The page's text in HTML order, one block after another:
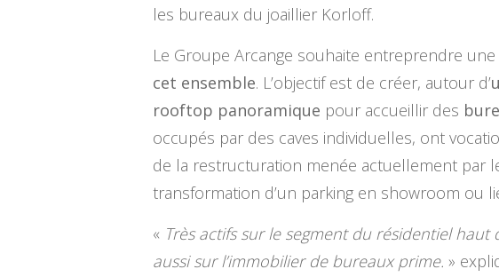
les bureaux du joaillier Korloff.
Le Groupe Arcange souhaite entreprendre une
cet ensemble. L’objectif est de créer, autour d’
rooftop panoramique pour accueillir des
occupés par des caves individuelles, ont
de la restructuration menée actuellement par
transformation d’un parking en showroom ou
« Très actifs sur le segment du résidentiel
aussi sur l’immobilier de bureaux prime. »